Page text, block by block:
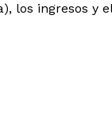
los ingresos